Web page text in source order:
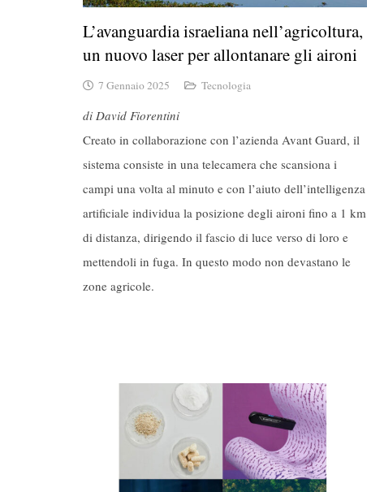
L’avanguardia israeliana nell’agricoltura,
un nuovo laser per allontanare gli aironi
7 Gennaio 2025 Tecnologia
di David Fiorentini
Creato in collaborazione con l’azienda Avant Guard, il
sistema consiste in una telecamera che scansiona i
campi una volta al minuto e con l’aiuto dell’intelligenza
artificiale individua la posizione degli aironi fino a 1 km
di distanza, dirigendo il fascio di luce verso di loro e
mettendoli in fuga. In questo modo non devastano le
zone agricole.